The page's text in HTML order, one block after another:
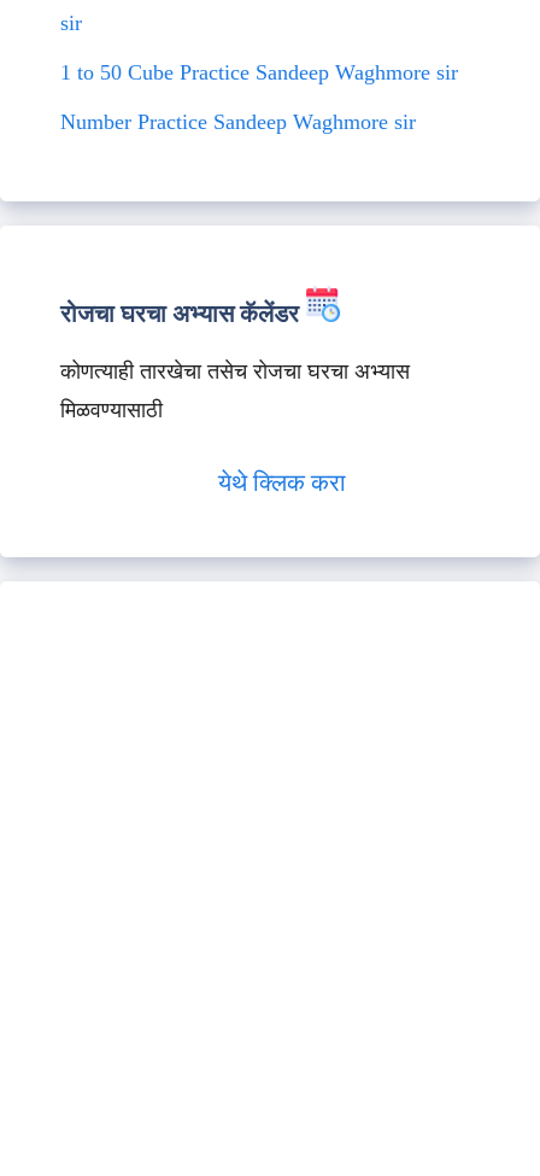
sir
1 to 50 Cube Practice Sandeep Waghmore sir
Number Practice Sandeep Waghmore sir
रोजचा घरचा अभ्यास कॅलेंडर
कोणत्याही तारखेचा तसेच रोजचा घरचा अभ्यास
मिळवण्यासाठी
येथे क्लिक करा